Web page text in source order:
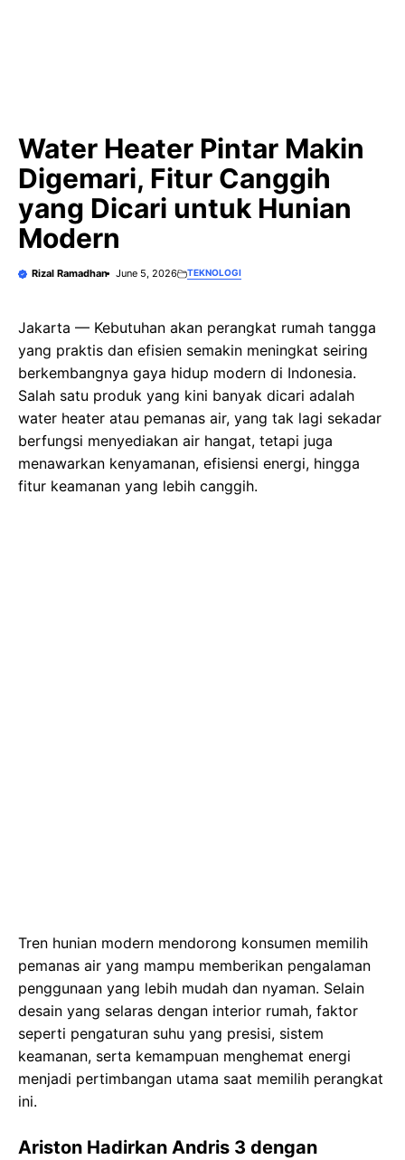
Water Heater Pintar Makin
Digemari, Fitur Canggih
yang Dicari untuk Hunian
Modern
Rizal Ramadhan June 5, 2026 TEKNOLOGI
Jakarta — Kebutuhan akan perangkat rumah tangga
yang praktis dan efisien semakin meningkat seiring
berkembangnya gaya hidup modern di Indonesia.
Salah satu produk yang kini banyak dicari adalah
water heater atau pemanas air, yang tak lagi sekadar
berfungsi menyediakan air hangat, tetapi juga
menawarkan kenyamanan, efisiensi energi, hingga
fitur keamanan yang lebih canggih.
Tren hunian modern mendorong konsumen memilih
pemanas air yang mampu memberikan pengalaman
penggunaan yang lebih mudah dan nyaman. Selain
desain yang selaras dengan interior rumah, faktor
seperti pengaturan suhu yang presisi, sistem
keamanan, serta kemampuan menghemat energi
menjadi pertimbangan utama saat memilih perangkat
ini.
Ariston Hadirkan Andris 3 dengan